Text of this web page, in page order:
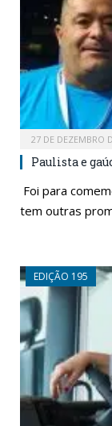
27 DE DEZEMBRO
Paulista e
Foi para
tem outras
EDIÇÃO 195